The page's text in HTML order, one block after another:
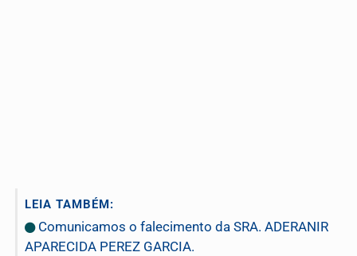
LEIA TAMBÉM:
Comunicamos o falecimento da SRA. ADERANIR
APARECIDA PEREZ GARCIA.